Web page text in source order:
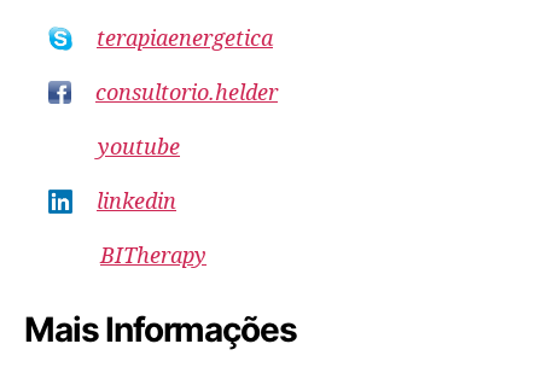
terapiaenergetica
consultorio.helder
youtube
linkedin
BITherapy
Mais Informações